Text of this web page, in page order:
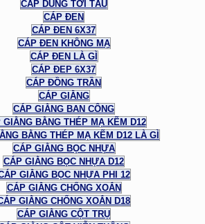
CÁP DÙNG TỜI TÀU
CÁP ĐEN
CÁP ĐEN 6X37
CÁP ĐEN KHÔNG MẠ
CÁP ĐEN LÀ GÌ
CÁP ĐEP 6X37
CÁP ĐỒNG TRẦN
CÁP GIẰNG
CÁP GIẰNG BAN CÔNG
GIẰNG BẰNG THÉP MẠ KẼM D12
BẰNG THÉP MẠ KẼM D12 LÀ GÌ
CÁP GIẰNG BỌC NHỰA
CÁP GIẰNG BỌC NHỰA D12
GIẰNG BỌC NHỰA PHI 12
CÁP GIẰNG CHỐNG XOẮN
GIẰNG CHỐNG XOẮN D18
CÁP GIẰNG CỘT TRỤ